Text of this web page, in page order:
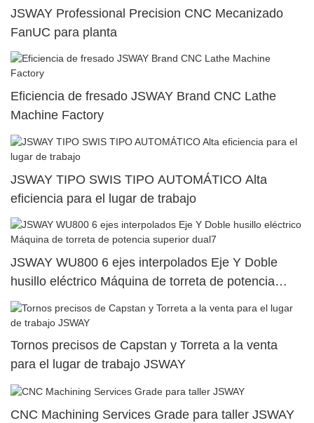
JSWAY Professional Precision CNC Mecanizado
FanUC para planta
Eficiencia de fresado JSWAY Brand CNC Lathe
Machine Factory
JSWAY TIPO SWIS TIPO AUTOMÁTICO Alta
eficiencia para el lugar de trabajo
JSWAY WU800 6 ejes interpolados Eje Y Doble
husillo eléctrico Máquina de torreta de potencia
superior dual7
Tornos precisos de Capstan y Torreta a la venta
para el lugar de trabajo JSWAY
CNC Machining Services Grade para taller JSWAY